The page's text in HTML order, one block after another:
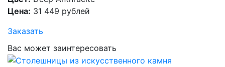
Цена: 31 449 рублей
Заказать
Вас может заинтересовать